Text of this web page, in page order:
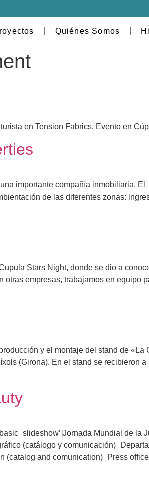
Quiénes Somos
en Tension Fabrics. Evento en
importante compañía inmobiliaria.
de las diferentes zonas:
Stars Night, donde se dio a
empresas, trabajamos en equipo
y el montaje del stand de
(Girona). En el stand se recibieron
Mundial de
(catálogo y
(catalog and comunication)_Press